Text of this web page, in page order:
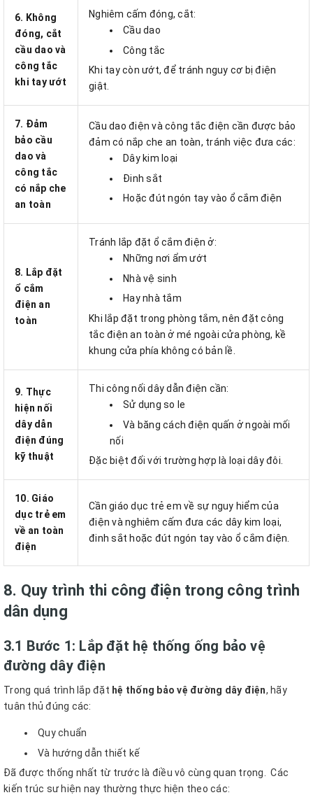
6. Không
đóng, cắt
cầu dao và
công tắc
khi tay ướt
Nghiêm cấm đóng, cắt:
Cầu dao
Công tắc
Khi tay còn ướt, để tránh nguy cơ bị điện
giật.
7. Đảm
bảo cầu
dao và
công tắc
có nắp che
an toàn
Cầu dao điện và công tắc điện cần được bảo
đảm có nắp che an toàn, tránh việc đưa các:
Dây kim loại
Đinh sắt
Hoặc đút ngón tay vào ổ cắm điện
8. Lắp đặt
ổ cắm
điện an
toàn
Tránh lắp đặt ổ cắm điện ở:
Những nơi ẩm ướt
Nhà vệ sinh
Hay nhà tắm
Khi lắp đặt trong phòng tắm, nên đặt công
tắc điện an toàn ở mé ngoài cửa phòng, kề
khung cửa phía không có bản lề.
9. Thực
hiện nối
dây dẫn
điện đúng
kỹ thuật
Thi công nối dây dẫn điện cần:
Sử dụng so le
Và băng cách điện quấn ở ngoài mối
nối
Đặc biệt đối với trường hợp là loại dây đôi.
10. Giáo
dục trẻ em
về an toàn
điện
Cần giáo dục trẻ em về sự nguy hiểm của
điện và nghiêm cấm đưa các dây kim loại,
đinh sắt hoặc đút ngón tay vào ổ cắm điện.
8. Quy trình thi công điện trong công trình
dân dụng
3.1 Bước 1: Lắp đặt hệ thống ống bảo vệ
đường dây điện
Trong quá trình lắp đặt hệ thống bảo vệ đường dây điện, hãy
tuân thủ đúng các:
Quy chuẩn
Và hướng dẫn thiết kế
Đã được thống nhất từ trước là điều vô cùng quan trọng. Các
kiến trúc sư hiện nay thường thực hiện theo các: